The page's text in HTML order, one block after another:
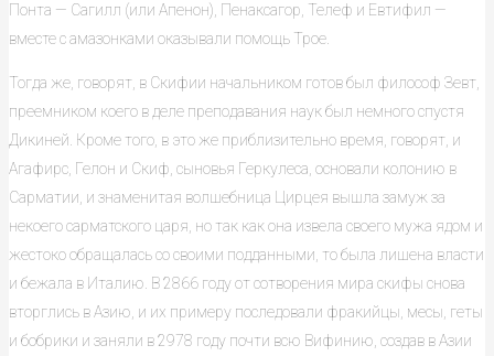
Понта — Сагилл (или Апенон), Пенаксагор, Телеф и Евтифил —
вместе с амазонками оказывали помощь Трое.
Тогда же, говорят, в Скифии начальником готов был философ Зевт,
преемником коего в деле преподавания наук был немного спустя
Дикиней. Кроме того, в это же приблизительно время, говорят, и
Агафирс, Гелон и Скиф, сыновья Геркулеса, основали колонию в
Сарматии, и знаменитая волшебница Цирцея вышла замуж за
некоего сарматского царя, но так как она извела своего мужа ядом и
жестоко обращалась со своими подданными, то была лишена власти
и бежала в Италию. В 2866 году от сотворения мира скифы снова
вторглись в Азию, и их примеру последовали фракийцы, месы, геты
и бобрики и заняли в 2978 году почти всю Вифинию, создав в Азии